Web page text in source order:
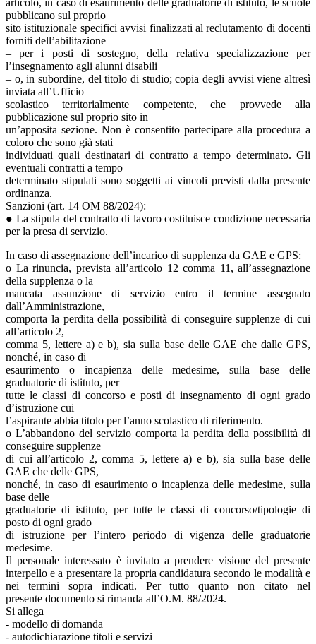
articolo, in caso di esaurimento delle graduatorie di istituto, le scuole
pubblicano sul proprio
sito istituzionale specifici avvisi finalizzati al reclutamento di docenti
forniti dell’abilitazione
– per i posti di sostegno, della relativa specializzazione per
l’insegnamento agli alunni disabili
– o, in subordine, del titolo di studio; copia degli avvisi viene altresì
inviata all’Ufficio
scolastico territorialmente competente, che provvede alla
pubblicazione sul proprio sito in
un’apposita sezione. Non è consentito partecipare alla procedura a
coloro che sono già stati
individuati quali destinatari di contratto a tempo determinato. Gli
eventuali contratti a tempo
determinato stipulati sono soggetti ai vincoli previsti dalla presente
ordinanza.
Sanzioni (art. 14 OM 88/2024):
● La stipula del contratto di lavoro costituisce condizione necessaria
per la presa di servizio.
In caso di assegnazione dell’incarico di supplenza da GAE e GPS:
o La rinuncia, prevista all’articolo 12 comma 11, all’assegnazione
della supplenza o la
mancata assunzione di servizio entro il termine assegnato
dall’Amministrazione,
comporta la perdita della possibilità di conseguire supplenze di cui
all’articolo 2,
comma 5, lettere a) e b), sia sulla base delle GAE che dalle GPS,
nonché, in caso di
esaurimento o incapienza delle medesime, sulla base delle
graduatorie di istituto, per
tutte le classi di concorso e posti di insegnamento di ogni grado
d’istruzione cui
l’aspirante abbia titolo per l’anno scolastico di riferimento.
o L’abbandono del servizio comporta la perdita della possibilità di
conseguire supplenze
di cui all’articolo 2, comma 5, lettere a) e b), sia sulla base delle
GAE che delle GPS,
nonché, in caso di esaurimento o incapienza delle medesime, sulla
base delle
graduatorie di istituto, per tutte le classi di concorso/tipologie di
posto di ogni grado
di istruzione per l’intero periodo di vigenza delle graduatorie
medesime.
Il personale interessato è invitato a prendere visione del presente
interpello e a presentare la propria candidatura secondo le modalità e
nei termini sopra indicati. Per tutto quanto non citato nel
presente documento si rimanda all’O.M. 88/2024.
Si allega
- modello di domanda
- autodichiarazione titoli e servizi